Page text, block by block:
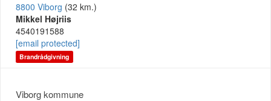
8800 Viborg (32 km.)
Mikkel Højriis
4540191588
[email protected]
Brandrådgivning
Viborg kommune